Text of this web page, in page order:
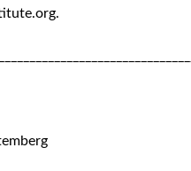
.